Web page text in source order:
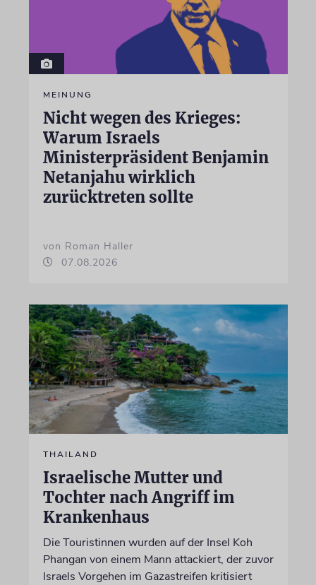
MEINUNG
Nicht wegen des Krieges:
Warum Israels
Ministerpräsident Benjamin
Netanjahu wirklich
zurücktreten sollte
von Roman Haller
07.08.2026
THAILAND
Israelische Mutter und
Tochter nach Angriff im
Krankenhaus
Die Touristinnen wurden auf der Insel Koh
Phangan von einem Mann attackiert, der zuvor
Israels Vorgehen im Gazastreifen kritisiert